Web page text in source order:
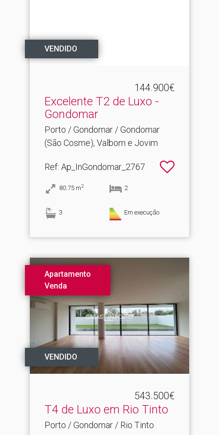
VENDIDO
144.900€
Excelente T2 de Luxo -
Gondomar
Porto / Gondomar / Gondomar
(São Cosme), Valbom e Jovim
Ref: Ap_InGondomar_2767
80.75 m2 2
3 Em execução
Apartamento
Venda
VENDIDO
543.500€
T4 de Luxo em Rio Tinto
Porto / Gondomar / Rio Tinto